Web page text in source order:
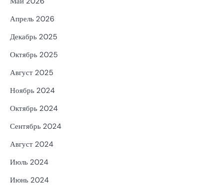
Апрель 2026
Декабрь 2025
Октябрь 2025
Август 2025
Ноябрь 2024
Октябрь 2024
Сентябрь 2024
Август 2024
Июль 2024
Июнь 2024